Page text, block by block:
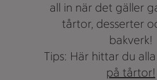
all in när det gäller
tårtor, desserter
bakverk!
Tips: Här hittar du
på tårtor!